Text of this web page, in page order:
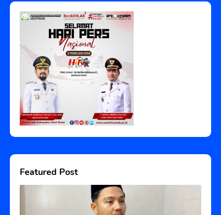
Featured Post